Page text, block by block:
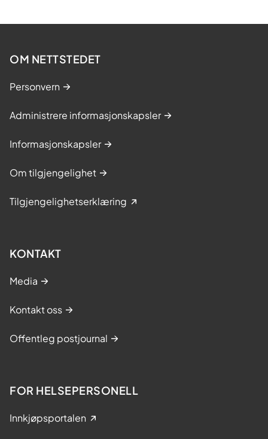
OM NETTSTEDET
Personvern
Administrere informasjonskapsler
Informasjonskapsler
Om tilgjengelighet
Tilgjengelighetserklæring
KONTAKT
Media
Kontakt oss
Offentleg postjournal
FOR HELSEPERSONELL
Innkjøpsportalen